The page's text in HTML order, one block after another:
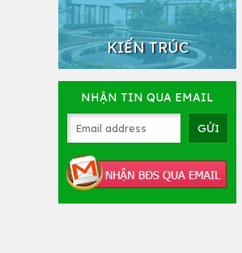
KIẾN TRÚC
NHẬN TIN QUA EMAIL